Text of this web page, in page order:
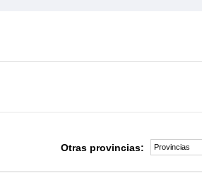
Otras provincias: